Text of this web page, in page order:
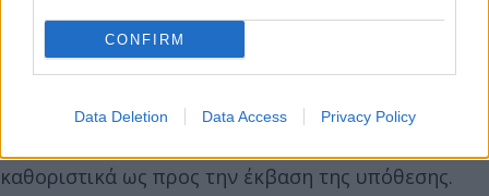
CONFIRM
Data Deletion Data Access Privacy Policy
τον αρχηγό του του επιτελείου και του αρχηγού
πληροφοριών την περασμένη εβδομάδα», γράφει.
Επιπλέον παραθέτει τρία κρίσιμα ερωτήματα, για
καθοριστικά ως προς την έκβαση της υπόθεσης.